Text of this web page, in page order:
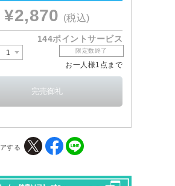
¥2,870 (税込)
144ポイントサービス
限定数終了
お一人様1点まで
する